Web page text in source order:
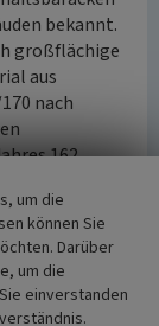
bekannt.
großflächige
aus
nach
162
Die zweite
Jahres 233
um die
können Sie
Darüber
um die
einverstanden